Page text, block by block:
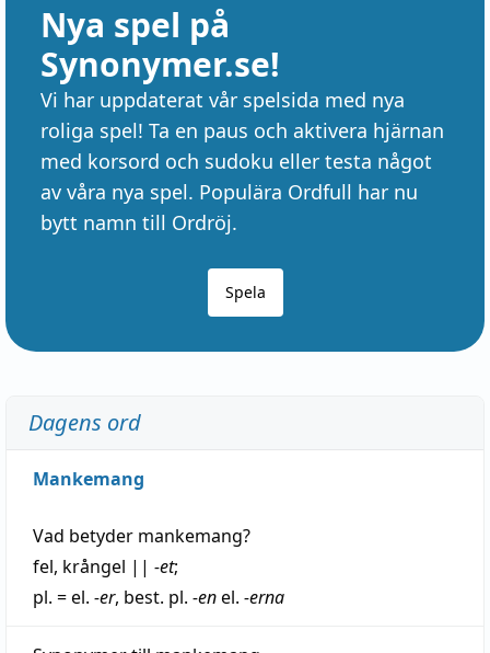
Nya spel på
Synonymer.se!
Vi har uppdaterat vår spelsida med nya
roliga spel! Ta en paus och aktivera hjärnan
med korsord och sudoku eller testa något
av våra nya spel. Populära Ordfull har nu
bytt namn till Ordröj.
Spela
Dagens ord
Mankemang
Vad betyder mankemang?
fel, krångel || -et;
pl. = el. -er, best. pl. -enel. -erna